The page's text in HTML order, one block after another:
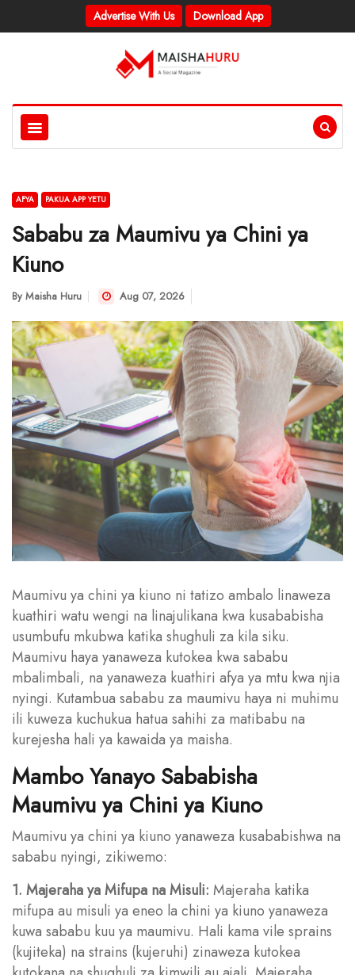
Advertise With Us Download App
AFYA PAKUA APP YETU
Sababu za Maumivu ya Chini ya
Kiuno
By Maisha Huru Aug 07, 2026
Maumivu ya chini ya kiuno ni tatizo ambalo linaweza
kuathiri watu wengi na linajulikana kwa kusababisha
usumbufu mkubwa katika shughuli za kila siku.
Maumivu haya yanaweza kutokea kwa sababu
mbalimbali, na yanaweza kuathiri afya ya mtu kwa njia
nyingi. Kutambua sababu za maumivu haya ni muhimu
ili kuweza kuchukua hatua sahihi za matibabu na
kurejesha hali ya kawaida ya maisha.
Mambo Yanayo Sababisha
Maumivu ya Chini ya Kiuno
Maumivu ya chini ya kiuno yanaweza kusababishwa na
sababu nyingi, zikiwemo:
1. Majeraha ya Mifupa na Misuli: Majeraha katika
mifupa au misuli ya eneo la chini ya kiuno yanaweza
kuwa sababu kuu ya maumivu. Hali kama vile sprains
(kujiteka) na strains (kujeruhi) zinaweza kutokea